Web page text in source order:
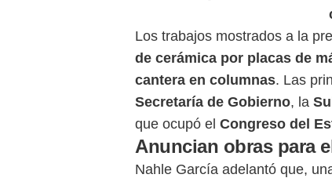
Los trabajos mostrados a la
de cerámica por placas de
cantera en columnas. Las
Secretaría de Gobierno, la
que ocupó el Congreso del
Anuncian obras para
Nahle García adelantó que,